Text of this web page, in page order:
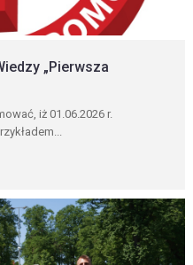
„Pierwsza
iż 01.06.2026 r.